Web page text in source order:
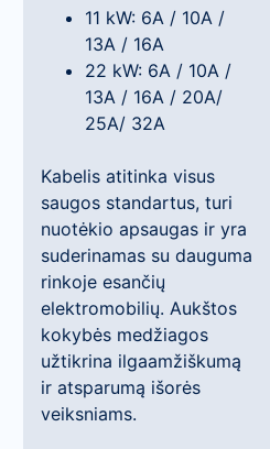
11 kW: 6A / 10A /
13A / 16A
22 kW: 6A / 10A /
13A / 16A / 20A/
25A/ 32A
Kabelis atitinka visus
saugos standartus, turi
nuotėkio apsaugas ir yra
suderinamas su dauguma
rinkoje esančių
elektromobilių. Aukštos
kokybės medžiagos
užtikrina ilgaamžiškumą
ir atsparumą išorės
veiksniams.